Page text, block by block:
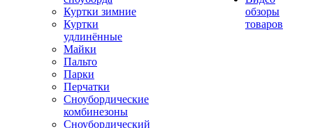
Куртки зимние
Куртки
удлинённые
Майки
Пальто
Парки
Перчатки
Сноубордические
комбинезоны
Сноубордический
обзоры
товаров